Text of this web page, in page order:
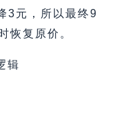
3元，所以最终9
恢复原价。